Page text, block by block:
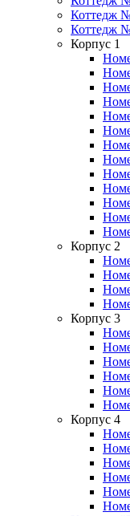
Коттедж
Коттедж
Корпус 1
Корпус 2
Корпус 3
Корпус 4